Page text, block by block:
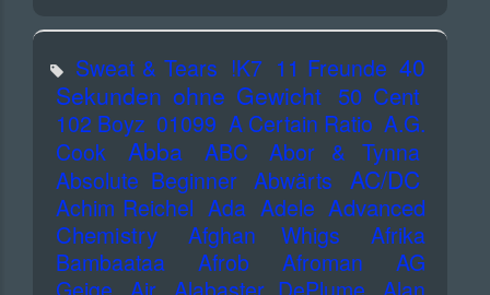
Sweat & Tears !K7 11 Freunde 40
Sekunden ohne Gewicht 50 Cent
102 Boyz 01099 A Certain Ratio A.G.
Cook
Abba ABC
Abor & Tynna
Absolute Beginner Abwärts AC/DC
Achim Reichel Ada Adele Advanced
Chemistry
Afghan Whigs
Afrika
Bambaataa
Afrob Afroman
AG